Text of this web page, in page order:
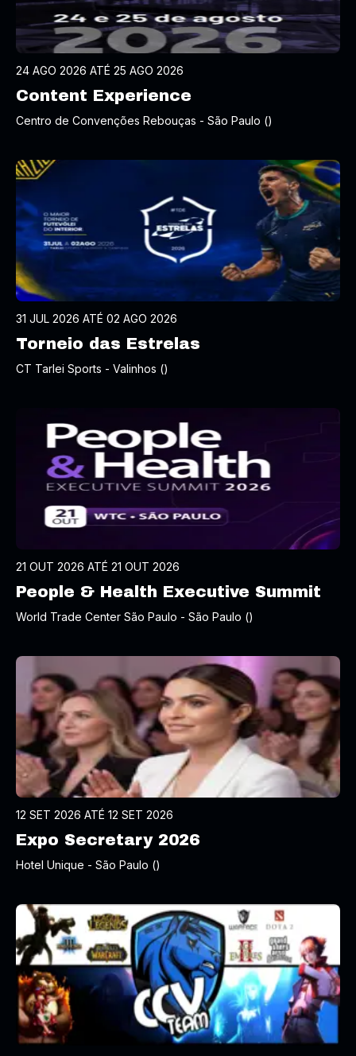
24 AGO 2026 ATÉ 25 AGO 2026
Content Experience
Centro de Convenções Rebouças - São Paulo ()
31 JUL 2026 ATÉ 02 AGO 2026
Torneio das Estrelas
CT Tarlei Sports - Valinhos ()
21 OUT 2026 ATÉ 21 OUT 2026
People & Health Executive Summit
World Trade Center São Paulo - São Paulo ()
12 SET 2026 ATÉ 12 SET 2026
Expo Secretary 2026
Hotel Unique - São Paulo ()